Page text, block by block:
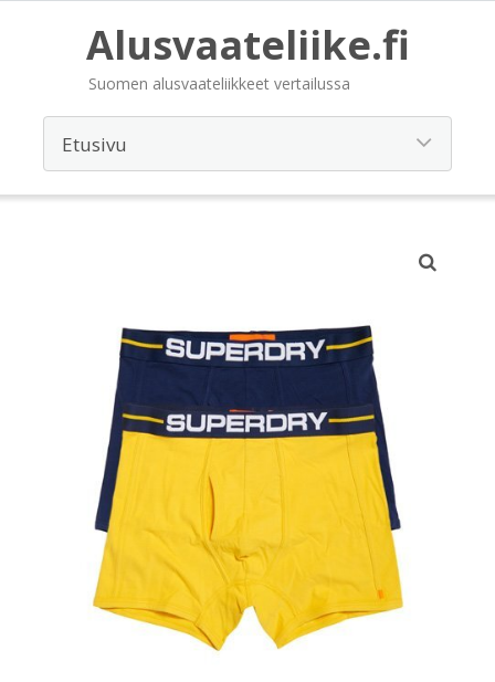
Alusvaateliike.fi
Suomen alusvaateliikkeet vertailussa